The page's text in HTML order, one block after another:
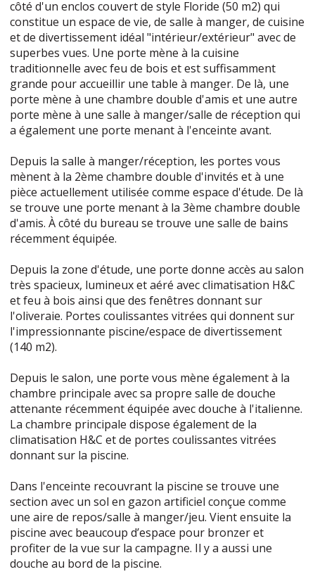
côté d'un enclos couvert de style Floride (50 m2) qui
constitue un espace de vie, de salle à manger, de cuisine
et de divertissement idéal "intérieur/extérieur" avec de
superbes vues. Une porte mène à la cuisine
traditionnelle avec feu de bois et est suffisamment
grande pour accueillir une table à manger. De là, une
porte mène à une chambre double d'amis et une autre
porte mène à une salle à manger/salle de réception qui
a également une porte menant à l'enceinte avant.
Depuis la salle à manger/réception, les portes vous
mènent à la 2ème chambre double d'invités et à une
pièce actuellement utilisée comme espace d'étude. De là
se trouve une porte menant à la 3ème chambre double
d'amis. À côté du bureau se trouve une salle de bains
récemment équipée.
Depuis la zone d'étude, une porte donne accès au salon
très spacieux, lumineux et aéré avec climatisation H&C
et feu à bois ainsi que des fenêtres donnant sur
l'oliveraie. Portes coulissantes vitrées qui donnent sur
l'impressionnante piscine/espace de divertissement
(140 m2).
Depuis le salon, une porte vous mène également à la
chambre principale avec sa propre salle de douche
attenante récemment équipée avec douche à l'italienne.
La chambre principale dispose également de la
climatisation H&C et de portes coulissantes vitrées
donnant sur la piscine.
Dans l'enceinte recouvrant la piscine se trouve une
section avec un sol en gazon artificiel conçue comme
une aire de repos/salle à manger/jeu. Vient ensuite la
piscine avec beaucoup d’espace pour bronzer et
profiter de la vue sur la campagne. Il y a aussi une
douche au bord de la piscine.